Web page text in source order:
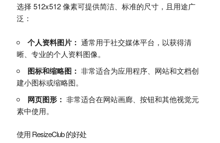
选择 512x512 像素可提供简洁、标准的尺寸，且用途广
泛：
个人资料图片： 通常用于社交媒体平台，以获得清
晰、专业的个人资料图像。
图标和缩略图： 非常适合为应用程序、网站和文档创
建小图标或缩略图。
网页图形： 非常适合在网站画廊、按钮和其他视觉元
素中使用。
使用 ResizeClub 的好处